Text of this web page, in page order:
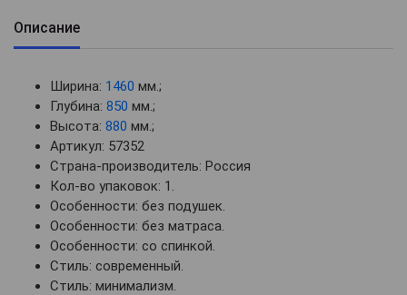
Описание
Ширина: 1460 мм.;
Глубина: 850 мм.;
Высота: 880 мм.;
Артикул: 57352
Страна-производитель: Россия
Кол-во упаковок: 1.
Особенности: без подушек.
Особенности: без матраса.
Особенности: со спинкой.
Стиль: современный.
Стиль: минимализм.